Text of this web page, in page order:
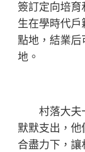
簽訂定向培育
生在學時代戶
點地，結業
地。
村落大夫一
默默支出，
合盡力下，讓